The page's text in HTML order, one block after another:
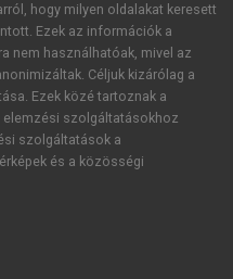
hogy milyen oldalakat keresett
Ezek az információk a
nem használhatóak, mivel az
Céljuk kizárólag a
Ezek közé tartoznak a
szolgáltatásokhoz
szolgáltatások a
és a közösségi